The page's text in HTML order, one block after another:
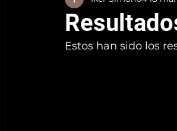
Estos han sido los